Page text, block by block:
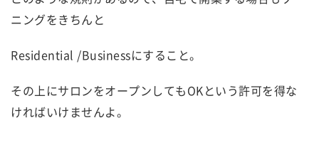
ニングをきちんと
Residential /Businessにすること。
その上にサロンをオープンしてもOKという許可を得な
ければいけませんよ。